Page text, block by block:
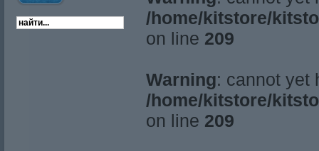
/home/kitstore/
on line 209
Warning: cannot yet
/home/kitstore/
on line 209